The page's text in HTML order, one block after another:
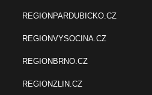
REGIONPARDUBICKO.CZ
REGIONVYSOCINA.CZ
REGIONBRNO.CZ
REGIONZLIN.CZ